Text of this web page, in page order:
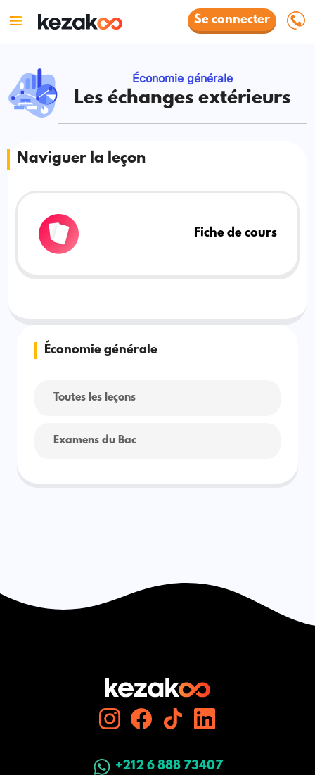
Se connecter
Économie générale
Les échanges extérieurs
Naviguer la leçon
Fiche de cours
Économie générale
Toutes les leçons
Examens du Bac
+212 6 888 73407